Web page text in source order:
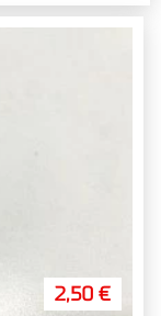
2,50 €